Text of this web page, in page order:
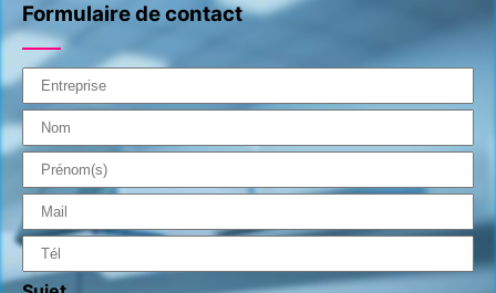
Formulaire de contact